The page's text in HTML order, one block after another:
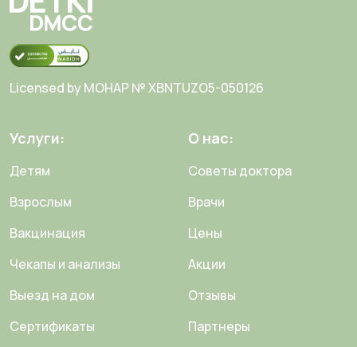
Licensed by MOHAP № XBNTUZO5-050126
Услуги:
Детям
Взрослым
Вакцинация
Чекапы и анализы
Выезд на дом
Сертификаты
О нас:
Советы доктора
Врачи
Цены
Акции
Отзывы
Партнеры